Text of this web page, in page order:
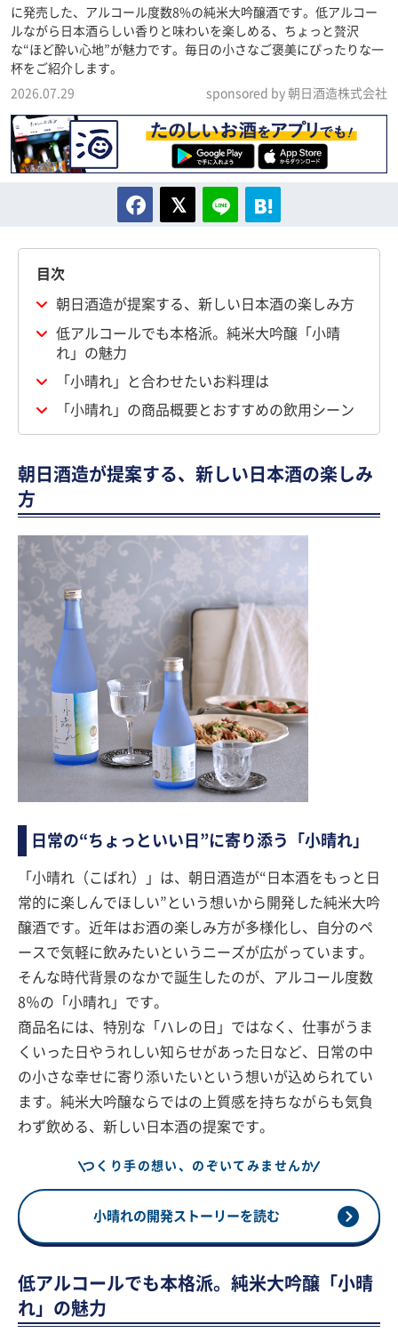
に発売した、アルコール度数8%の純米大吟醸酒です。低アルコー
ルながら日本酒らしい香りと味わいを楽しめる、ちょっと贅沢
な“ほど酔い心地”が魅力です。毎日の小さなご褒美にぴったりな一
杯をご紹介します。
2026.07.29
sponsored by 朝日酒造株式会社
目次
朝日酒造が提案する、新しい日本酒の楽しみ方
低アルコールでも本格派。純米大吟醸「小晴
れ」の魅力
「小晴れ」と合わせたいお料理は
「小晴れ」の商品概要とおすすめの飲用シーン
朝日酒造が提案する、新しい日本酒の楽しみ
方
日常の“ちょっといい日”に寄り添う「小晴れ」
「小晴れ（こばれ）」は、朝日酒造が“日本酒をもっと日
常的に楽しんでほしい”という想いから開発した純米大吟
醸酒です。近年はお酒の楽しみ方が多様化し、自分のペ
ースで気軽に飲みたいというニーズが広がっています。
そんな時代背景のなかで誕生したのが、アルコール度数
8％の「小晴れ」です。
商品名には、特別な「ハレの日」ではなく、仕事がうま
くいった日やうれしい知らせがあった日など、日常の中
の小さな幸せに寄り添いたいという想いが込められてい
ます。純米大吟醸ならではの上質感を持ちながらも気負
わず飲める、新しい日本酒の提案です。
つくり手の想い、のぞいてみませんか
小晴れの開発ストーリーを読む
低アルコールでも本格派。純米大吟醸「小晴
れ」の魅力